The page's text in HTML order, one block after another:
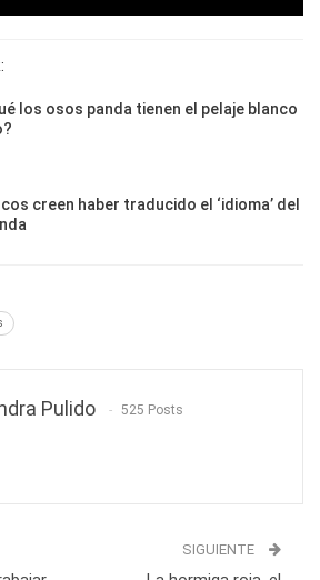
los osos panda tienen el pelaje blanco
creen haber traducido el ‘idioma’ del
Pulido 525 Posts
SIGUIENTE